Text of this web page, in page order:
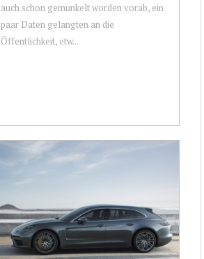
auch schon gemunkelt worden vorab, ein
paar Daten gelangten an die
Öffentlichkeit, etw...